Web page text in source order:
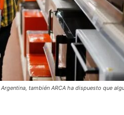
también ARCA ha dispuesto que